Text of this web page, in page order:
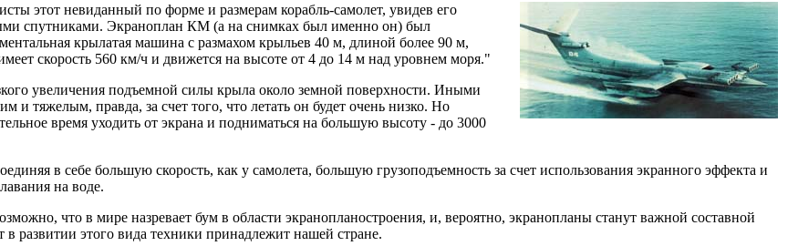
этот невиданный по форме и размерам корабль-самолет, увидев его
спутниками. Экраноплан КМ (а на снимках был именно он) был
крылатая машина с размахом крыльев 40 м, длиной более 90 м,
скорость 560 км/ч и движется на высоте от 4 до 14 м над уровнем моря."
увеличения подъемной силы крыла около земной поверхности. Иными
и тяжелым, правда, за счет того, что летать он будет очень низко. Но
время уходить от экрана и подниматься на большую высоту - до 3000
в себе большую скорость, как у самолета, большую грузоподъемность за счет использования экранного эффекта и
на воде.
что в мире назревает бум в области экранопланостроения, и, вероятно, экранопланы станут важной составной
развитии этого вида техники принадлежит нашей стране.